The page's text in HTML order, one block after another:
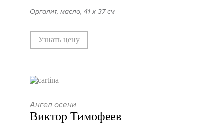
Оргалит, масло, 41 х 37 см
Узнать цену
Ангел осени
Виктор Тимофеев